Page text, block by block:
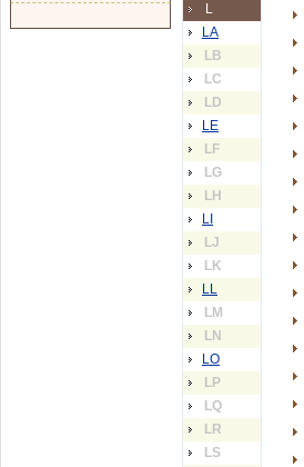
L
LA
LB
LC
LD
LE
LF
LG
LH
LI
LJ
LK
LL
LM
LN
LO
LP
LQ
LR
LS